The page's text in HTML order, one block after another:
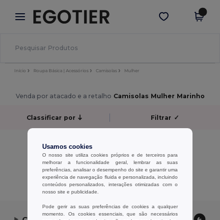
× App Egotier
Melhores preços na app!
Obter app
Início Roupa Básica | Acessórios Camisolas Mulher
Venda por atacado e a retalho Camisolas Mulher Marinho
Classificar por Filtrar ✓
Sem resultados.
Sem resultados.
Exibindo Todos Os Produtos.
Usamos cookies
O nosso site utiliza cookies próprios e de terceiros para
melhorar a funcionalidade geral, lembrar as suas
preferências, analisar o desempenho do site e garantir uma
experiência de navegação fluida e personalizada, incluindo
conteúdos personalizados, interações otimizadas com o
nosso site e publicidade.
Pode gerir as suas preferências de cookies a qualquer
momento. Os cookies essenciais, que são necessários